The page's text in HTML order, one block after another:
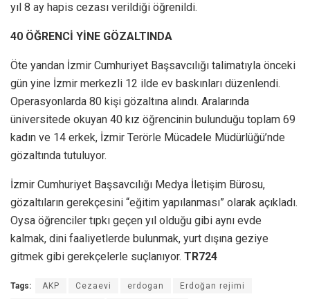
yıl 8 ay hapis cezası verildiği öğrenildi.
40 ÖĞRENCİ YİNE GÖZALTINDA
Öte yandan İzmir Cumhuriyet Başsavcılığı talimatıyla önceki
gün yine İzmir merkezli 12 ilde ev baskınları düzenlendi.
Operasyonlarda 80 kişi gözaltına alındı. Aralarında
üniversitede okuyan 40 kız öğrencinin bulunduğu toplam 69
kadın ve 14 erkek, İzmir Terörle Mücadele Müdürlüğü’nde
gözaltında tutuluyor.
İzmir Cumhuriyet Başsavcılığı Medya İletişim Bürosu,
gözaltıların gerekçesini “eğitim yapılanması” olarak açıkladı.
Oysa öğrenciler tıpkı geçen yıl olduğu gibi aynı evde
kalmak, dini faaliyetlerde bulunmak, yurt dışına geziye
gitmek gibi gerekçelerle suçlanıyor. TR724
Tags: AKP Cezaevi erdogan Erdoğan rejimi